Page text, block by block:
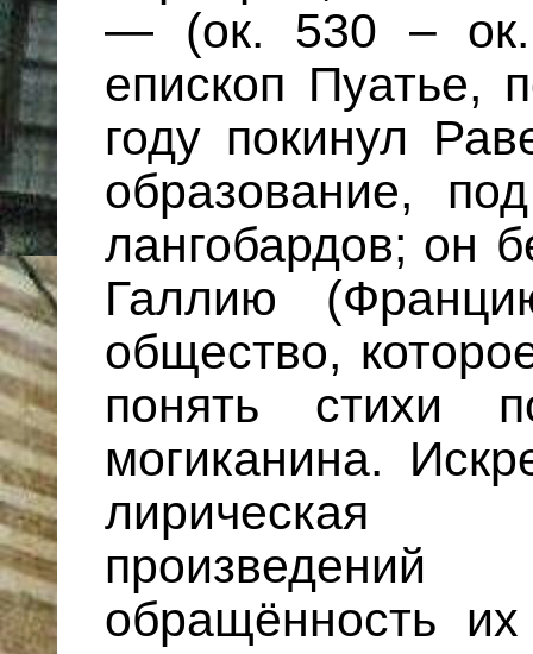
— (ок. 530 – ок.
епископ Пуатье,
году покинул
образование,
лангобардов; он
Галлию
общество,
понять стихи
могиканина.
лирическая
обращённость